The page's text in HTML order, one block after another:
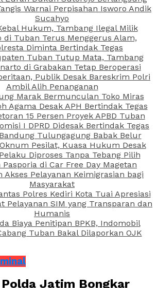
Warnai Perpisahan Isworo Andik
Sucahyo
Hukum, Tambang Ilegal Milik
di Tuban Terus Menggerus Alam,
Diminta Bertindak Tegas
Tuban Tutup Mata, Tambang
di Grabakan Tetap Beroperasi
Publik Desak Bareskrim Polri
Ambil Alih Penanganan
Marak Bermunculan Toko Miras
Agama Desak APH Bertindak Tegas
15 Persen Proyek APBD Tuban
I DPRD Didesak Bertindak Tegas
Tulungagung Babak Belur
Pesilat, Kuasa Hukum Desak
Diproses Tanpa Tebang Pilih
Pasporia di Car Free Day Magetan
Akses Pelayanan Keimigrasian bagi
Masyarakat
Polres Kediri Kota Tuai Apresiasi
Pelayanan SIM yang Transparan dan
Humanis
Biaya Penitipan BPKB, Indomobil
Tuban Bakal Dilaporkan OJK
Jatim Bongkar